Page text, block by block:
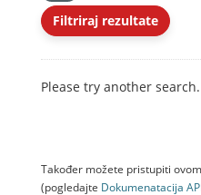
Filtriraj rezultate
Please try another search.
Također možete pristupiti
(pogledajte Dokumenаtаcijа